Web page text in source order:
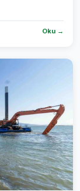
Oku →